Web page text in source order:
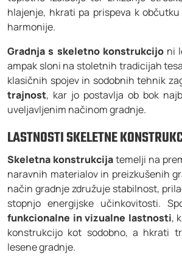
hlajenje, hkrati pa prispeva k
harmonije.
Gradnja s skeletno konstrukcijoni
ampak sloni na stoletnih tradicijah
klasičnih spojev in sodobnih tehnik
trajnost, kar jo postavlja ob bok
uveljavljenim načinom gradnje.
LASTNOSTI SKELETNE
Skeletna konstrukcijatemelji na
naravnih materialov in preizkušenih
način gradnje združuje stabilnost,
stopnjo energijske učinkovitosti.
funkcionalne in vizualne lastnosti,
konstrukcijo kot sodobno, a hkrati
lesene gradnje.